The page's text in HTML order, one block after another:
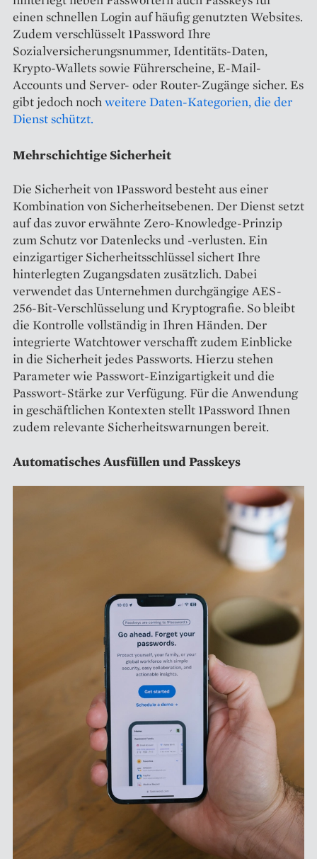
einen schnellen Login auf häufig genutzten Websites.
Zudem verschlüsselt 1Password Ihre
Sozialversicherungsnummer, Identitäts-Daten,
Krypto-Wallets sowie Führerscheine, E-Mail-
Accounts und Server- oder Router-Zugänge sicher. Es
gibt jedoch nochweitere Daten-Kategorien, die der
Dienst schützt.
Mehrschichtige Sicherheit
Die Sicherheit von 1Password besteht aus einer
Kombination von Sicherheitsebenen. Der Dienst setzt
auf das zuvor erwähnte Zero-Knowledge-Prinzip
zum Schutz vor Datenlecks und -verlusten. Ein
einzigartiger Sicherheitsschlüssel sichert Ihre
hinterlegten Zugangsdaten zusätzlich. Dabei
verwendet das Unternehmen durchgängige AES-
256-Bit-Verschlüsselung und Kryptografie. So bleibt
die Kontrolle vollständig in Ihren Händen. Der
integrierte Watchtower verschafft zudem Einblicke
in die Sicherheit jedes Passworts. Hierzu stehen
Parameter wie Passwort-Einzigartigkeit und die
Passwort-Stärke zur Verfügung. Für die Anwendung
in geschäftlichen Kontexten stellt 1Password Ihnen
zudem relevante Sicherheitswarnungen bereit.
Automatisches Ausfüllen und Passkeys